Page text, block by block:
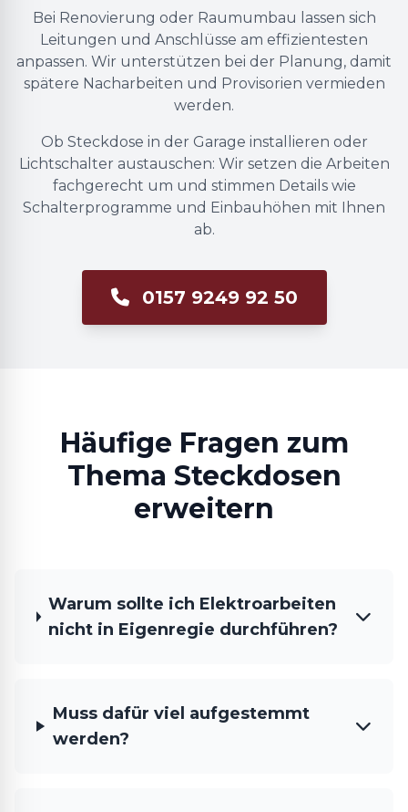
Bei Renovierung oder Raumumbau lassen sich
Leitungen und Anschlüsse am effizientesten
anpassen. Wir unterstützen bei der Planung, damit
spätere Nacharbeiten und Provisorien vermieden
werden.
Ob Steckdose in der Garage installieren oder
Lichtschalter austauschen: Wir setzen die Arbeiten
fachgerecht um und stimmen Details wie
Schalterprogramme und Einbauhöhen mit Ihnen
ab.
0157 9249 92 50
Häufige Fragen zum
Thema Steckdosen
erweitern
Warum sollte ich Elektroarbeiten
nicht in Eigenregie durchführen?
Muss dafür viel aufgestemmt
werden?